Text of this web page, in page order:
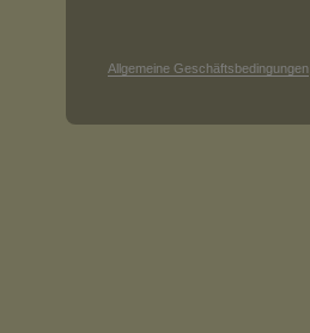
Allgemeine Geschäftsbedingungen